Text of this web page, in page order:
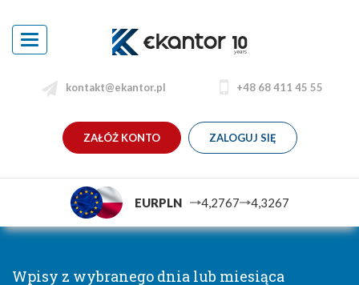
Toggle
navigation
kontakt@ekantor.pl +48 68 411 45 55
ZAŁÓŻ KONTO ZALOGUJ SIĘ
EURPLN 4,2767 4,3267
Wpisy z wybranego dnia lub miesiąca